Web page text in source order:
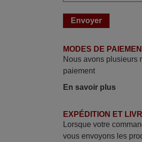
permet de connaître
des différentes
directement utilisable
Tout bien.
MODES DE
Nous avons plusieurs
paiement
En savoir plus
EXPÉDITION ET
Lorsque votre
vous envoyons les